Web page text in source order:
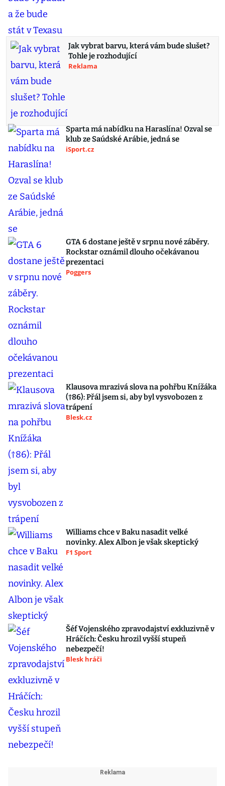
Jak vybrat barvu, která vám bude slušet?
Tohle je rozhodující
Reklama
Sparta má nabídku na Haraslína! Ozval se
klub ze Saúdské Arábie, jedná se
iSport.cz
GTA 6 dostane ještě v srpnu nové záběry.
Rockstar oznámil dlouho očekávanou
prezentaci
Poggers
Klausova mrazivá slova na pohřbu Knížáka
(†86): Přál jsem si, aby byl vysvobozen z
trápení
Blesk.cz
Williams chce v Baku nasadit velké
novinky. Alex Albon je však skeptický
F1 Sport
Šéf Vojenského zpravodajství exkluzivně v
Hráčích: Česku hrozil vyšší stupeň
nebezpečí!
Blesk hráči